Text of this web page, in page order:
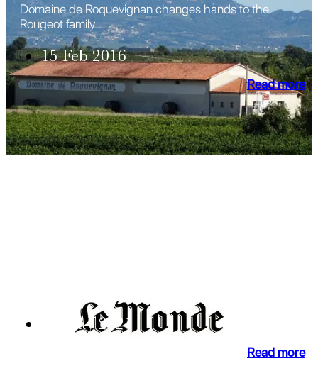
Domaine de Roquevignan changes hands to the
Rougeot family
15 Feb 2016
Read more
31 May 2021
Read more